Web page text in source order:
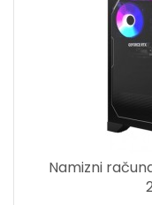
Namizni